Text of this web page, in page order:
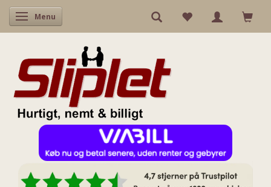
Skifte navigation
Menu